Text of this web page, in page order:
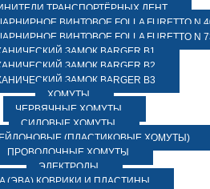
ТРАНСПОРТЁРНЫХ ЛЕНТ
ВИНТОВОЕ FOLLA FURETTO N
ВИНТОВОЕ FOLLA FURETTO N
ЗАМОК BARGER B1
ЗАМОК BARGER B2
ЗАМОК BARGER B3
ХОМУТЫ
ЧЕРВЯЧНЫЕ ХОМУТЫ
СИЛОВЫЕ ХОМУТЫ
(ПЛАСТИКОВЫЕ ХОМУТЫ)
ПРОВОЛОЧНЫЕ ХОМУТЫ
ЭЛЕКТРОДЫ
(ЭВА) КОВРИКИ И ПЛАСТИНЫ